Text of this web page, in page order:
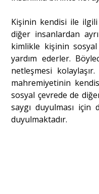
Kişinin kendisi ile
diğer insanlardan
kimlikle kişinin
yardım ederler.
netleşmesi
mahremiyetinin
sosyal çevrede de
saygı duyulması için
duyulmaktadır.